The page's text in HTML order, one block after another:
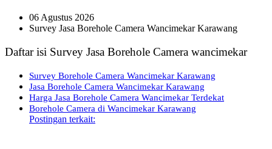
06 Agustus 2026
Survey Jasa Borehole Camera Wancimekar Karawang
Daftar isi Survey Jasa Borehole Camera wancimekar
Survey Borehole Camera Wancimekar Karawang
Jasa Borehole Camera Wancimekar Karawang
Harga Jasa Borehole Camera Wancimekar Terdekat
Borehole Camera di Wancimekar Karawang
Postingan terkait: